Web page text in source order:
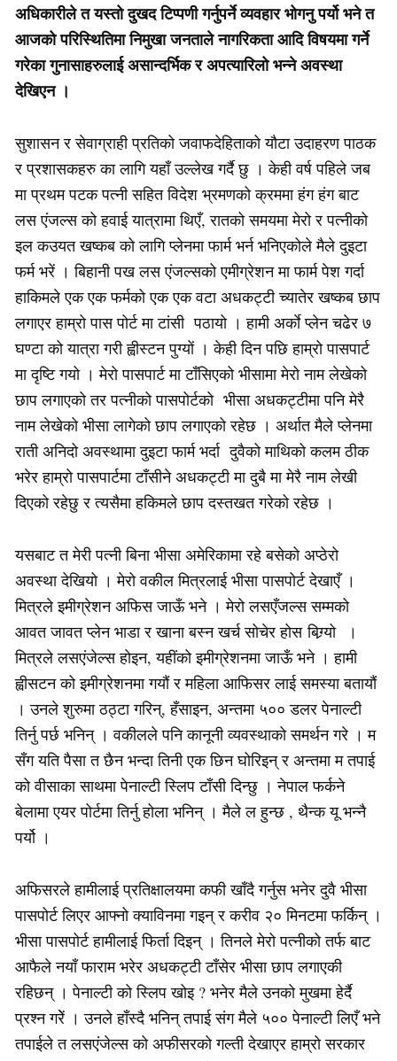
अधिकारीले त यस्तो दुखद टिप्पणी गर्नुपर्ने व्यवहार भोगनु पर्यो भने त
आजको परिस्थितिमा निमुखा जनताले नागरिकता आदि विषयमा गर्ने
गरेका गुनासाहरुलाई असान्दर्भिक र अपत्यारिलो भन्ने अवस्था
देखिएन ।
सुशासन र सेवाग्राही प्रतिको जवाफदेहिताको यौटा उदाहरण पाठक
र प्रशासकहरु का लागि यहाँ उल्लेख गर्दै छु । केही वर्ष पहिले जब
मा प्रथम पटक पत्नी सहित विदेश भ्रमणको क्रममा हंग हंग बाट
लस एंजल्स को हवाई यात्रामा थिएँ, रातको समयमा मेरो र पत्नीको
इल कउयत खष्कब को लागि प्लेनमा फार्म भर्न भनिएकोले मैले दुइटा
फर्म भरें । बिहानी पख लस एंजल्सको एमीग्रेशन मा फार्म पेश गर्दा
हाकिमले एक एक फर्मको एक एक वटा अधकट्टी च्यातेर खष्कब छाप
लगाएर हाम्रो पास पोर्ट मा टांसी पठायो । हामी अर्काे प्लेन चढेर ७
घण्टा को यात्रा गरी ह्वीस्टन पुग्याें । केही दिन पछि हाम्रो पासपार्ट
मा दृष्टि गयो । मेरो पासपार्ट मा टाँसिएको भीसामा मेरो नाम लेखेको
छाप लगाएको तर पत्नीको पासपोर्टको भीसा अधकट्टीमा पनि मेरै
नाम लेखेको भीसा लागेको छाप लगाएको रहेछ । अर्थात मैले प्लेनमा
राती अनिदो अवस्थामा दुइटा फार्म भर्दा दुवैको माथिको कलम ठीक
भरेर हाम्रो पासपार्टमा टाँसीने अधकट्टी मा दुबै मा मेरै नाम लेखी
दिएको रहेछु र त्यसैमा हकिमले छाप दस्तखत गरेको रहेछ ।
यसबाट त मेरी पत्नी बिना भीसा अमेरिकामा रहे बसेको अप्ठेरो
अवस्था देखियो । मेरो वकील मित्रलाई भीसा पासपोर्ट देखाएँ ।
मित्रले इमीग्रेशन अफिस जाऊँ भने । मेरो लसएँजल्स सम्मको
आवत जावत प्लेन भाडा र खाना बस्न खर्च सोचेर होस बिग्र्यो ।
मित्रले लसएंजेल्स होइन, यहींको इमीग्रेशनमा जाऊँ भने । हामी
ह्वीसटन को इमीग्रेशनमा गयौं र महिला आफिसर लाई समस्या बतायौं
। उनले शुरुमा ठठ्टा गरिन्, हँसाइन, अन्तमा ५०० डलर पेनाल्टी
तिर्नु पर्छ भनिन् । वकीलले पनि कानूनी व्यवस्थाको समर्थन गरे । म
सँग यति पैसा त छैन भन्दा तिनी एक छिन घोरिइन् र अन्तमा म तपाई
को वीसाका साथमा पेनाल्टी स्लिप टाँसी दिन्छु । नेपाल फर्कने
बेलामा एयर पोर्टमा तिर्नु होला भनिन् । मैले ल हुन्छ , थैन्क यू भन्नै
पर्यो ।
अफिसरले हामीलाई प्रतिक्षालयमा कफी खाँदै गर्नुस भनेर दुवै भीसा
पासपोर्ट लिएर आफ्नो क्याविनमा गइन् र करीव २० मिनटमा फर्किन् ।
भीसा पासपोर्ट हामीलाई फिर्ता दिइन् । तिनले मेरो पत्नीको तर्फ बाट
आफैले नयाँ फाराम भरेर अधकट्टी टाँसेर भीसा छाप लगाएकी
रहिछन् । पेनाल्टी को स्लिप खोइ ? भनेर मैले उनको मुखमा हेर्दै
प्रश्न गरेें । उनले हाँस्दै भनिन् तपाई संग मैले ५०० पेनाल्टी लिएँ भने
तपाईले त लसएंजेल्स को अफीसरको गल्ती देखाएर हाम्रो सरकार